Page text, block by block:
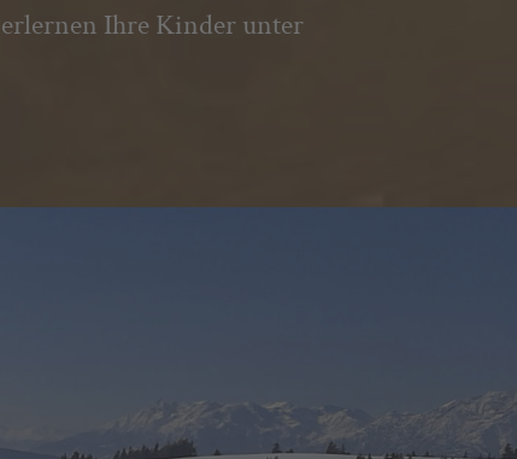
erlernen Ihre Kinder unter